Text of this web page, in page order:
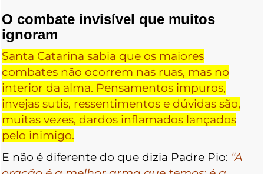
O combate invisível que muitos
ignoram
Santa Catarina sabia que os maiores
combates não ocorrem nas ruas, mas no
interior da alma. Pensamentos impuros,
invejas sutis, ressentimentos e dúvidas são,
muitas vezes, dardos inflamados lançados
pelo inimigo.
E não é diferente do que dizia Padre Pio: “A